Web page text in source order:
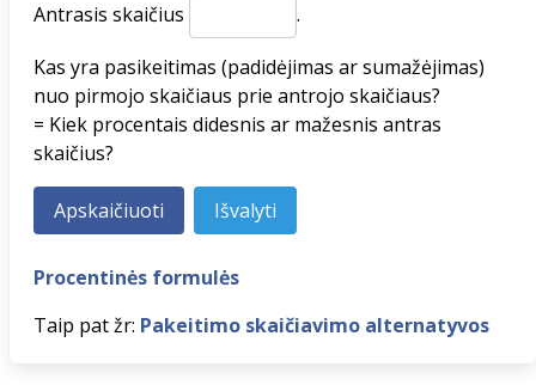
Antrasis skaičius
.
Kas yra pasikeitimas (padidėjimas ar sumažėjimas)
nuo pirmojo skaičiaus prie antrojo skaičiaus?
= Kiek procentais didesnis ar mažesnis antras
skaičius?
Procentinės formulės
Taip pat žr: Pakeitimo skaičiavimo alternatyvos